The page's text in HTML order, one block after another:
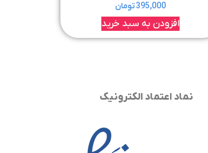
395,000تومان
افزودن به سبد خرید
نماد اعتماد الکترونیک